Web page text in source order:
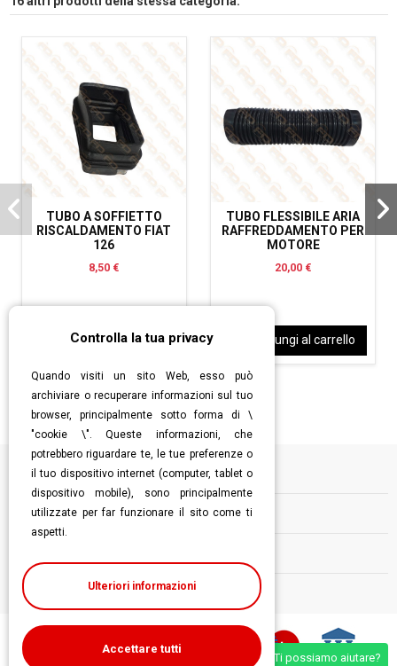
TUBO A SOFFIETTO
RISCALDAMENTO FIAT
126
8,50 €
Aggiungi al carrello
TUBO FLESSIBILE ARIA
RAFFREDDAMENTO PER
MOTORE
20,00 €
Aggiungi al carrello
Informazioni
Follow us
Ti possiamo aiutare?
Controlla la tua privacy
Quando visiti un sito Web, esso può
archiviare o recuperare informazioni sul tuo
browser, principalmente sotto forma di \
"cookie \". Queste informazioni, che
potrebbero riguardare te, le tue preferenze o
il tuo dispositivo internet (computer, tablet o
dispositivo mobile), sono principalmente
utilizzate per far funzionare il sito come ti
aspetti.
Ulteriori informazioni
Accettare tutti